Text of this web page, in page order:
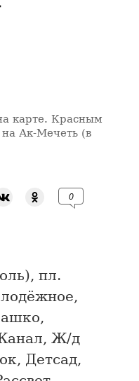
карте. Красным
Ак-Мечеть (в
0
пл.
Ж/д
Детсад,